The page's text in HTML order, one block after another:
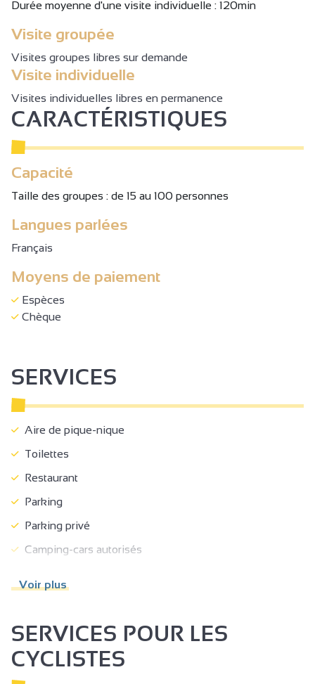
Durée moyenne d'une visite individuelle : 120min
Visite groupée
Visites groupes libres sur demande
Visite individuelle
Visites individuelles libres en permanence
CARACTÉRISTIQUES
Capacité
Taille des groupes : de 15 au 100 personnes
Langues parlées
Français
Moyens de paiement
Espèces
Chèque
SERVICES
Aire de pique-nique
Toilettes
Restaurant
Parking
Parking privé
Camping-cars autorisés
Voir plus
SERVICES POUR LES
CYCLISTES